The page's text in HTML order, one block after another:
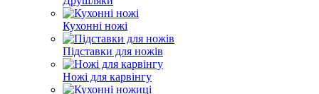
Кухонні ножі
Підставки для ножів
Ножі для карвінгу